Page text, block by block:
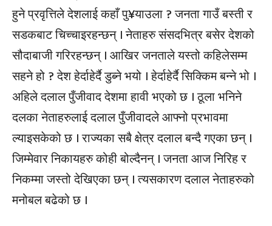
हुने प्रवृत्तिले देशलाई कहाँ पु¥याउला ? जनता गाउँ बस्ती र
सडकबाट चिच्चाइरहन्छन् । नेताहरु संसदभित्र बसेर देशको
सौदाबाजी गरिरहन्छन् । आखिर जनताले यस्तो कहिलेसम्म
सहने हो ? देश हेर्दाहेर्दै डुब्ने भयो । हेर्दाहेर्दै सिक्किम बन्ने भो ।
अहिले दलाल पुँजीवाद देशमा हावी भएको छ । ठूला भनिने
दलका नेताहरुलाई दलाल पुँजीवादले आफ्नो प्रभावमा
ल्याइसकेको छ । राज्यका सबै क्षेत्र दलाल बन्दै गएका छन् ।
जिम्मेवार निकायहरु कोही बोल्दैनन् । जनता आज निरिह र
निकम्मा जस्तो देखिएका छन् । त्यसकारण दलाल नेताहरुको
मनोबल बढेको छ ।